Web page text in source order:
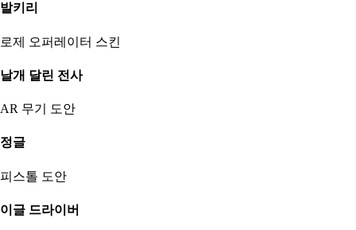
발키리
로제 오퍼레이터 스킨
날개 달린 전사
AR 무기 도안
정글
피스톨 도안
이글 드라이버